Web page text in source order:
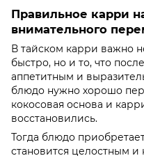
Правильное карри
внимательного
В тайском карри важно
быстро, но и то, что
аппетитным и
блюдо нужно хорошо
кокосовая основа и
восстановились.
Тогда блюдо
становится целостным